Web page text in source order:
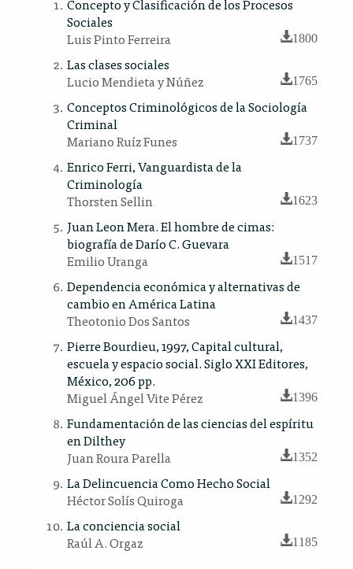
Concepto y Clasificación de los Procesos
Sociales
Luis Pinto Ferreira
1800
Las clases sociales
Lucio Mendieta y Núñez
1765
Conceptos Criminológicos de la Sociología
Criminal
Mariano Ruíz Funes
1737
Enrico Ferri, Vanguardista de la
Criminología
Thorsten Sellin
1623
Juan Leon Mera. El hombre de cimas:
biografía de Darío C. Guevara
Emilio Uranga
1517
Dependencia económica y alternativas de
cambio en América Latina
Theotonio Dos Santos
1437
Pierre Bourdieu, 1997, Capital cultural,
escuela y espacio social. Siglo XXI Editores,
México, 206 pp.
Miguel Ángel Vite Pérez
1396
Fundamentación de las ciencias del espíritu
en Dilthey
Juan Roura Parella
1352
La Delincuencia Como Hecho Social
Héctor Solís Quiroga
1292
La conciencia social
Raúl A. Orgaz
1185